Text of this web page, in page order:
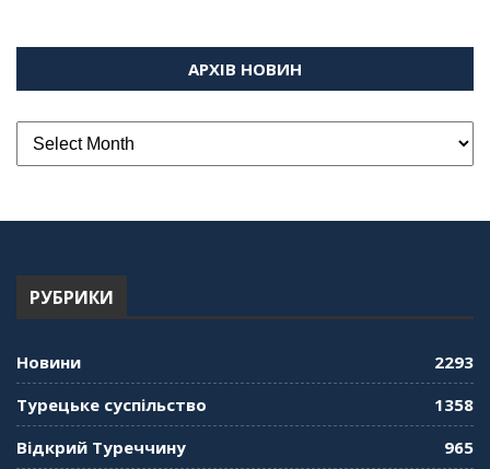
АРХІВ НОВИН
РУБРИКИ
Новини
2293
Турецьке суспільство
1358
Відкрий Туреччину
965